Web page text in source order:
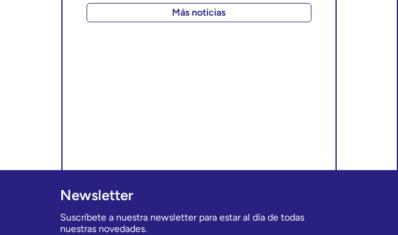
Más noticias
Newsletter
Suscríbete a nuestra newsletter para estar al día de todas
nuestras novedades.